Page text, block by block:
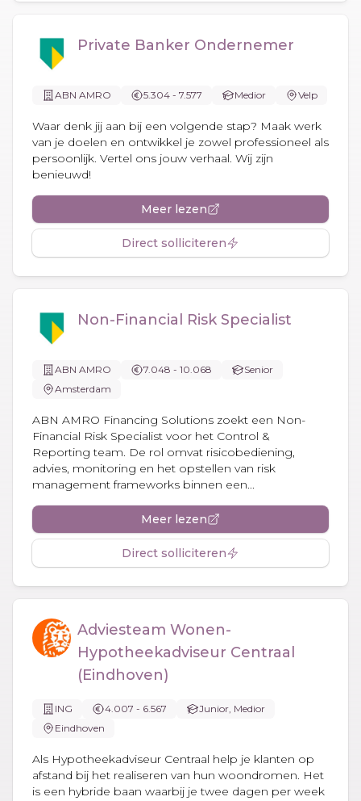
Private Banker Ondernemer
ABN AMRO 5.304 - 7.577 Medior Velp
Waar denk jij aan bij een volgende stap? Maak werk
van je doelen en ontwikkel je zowel professioneel als
persoonlijk. Vertel ons jouw verhaal. Wij zijn
benieuwd!
Meer lezen
Direct solliciteren
Non-Financial Risk Specialist
ABN AMRO 7.048 - 10.068
Senior
Amsterdam
ABN AMRO Financing Solutions zoekt een Non-
Financial Risk Specialist voor het Control &
Reporting team. De rol omvat risicobediening,
advies, monitoring en het opstellen van risk
management frameworks binnen een...
Meer lezen
Direct solliciteren
Adviesteam Wonen-
Hypotheekadviseur Centraal
(Eindhoven)
ING 4.007 - 6.567
Junior, Medior
Eindhoven
Als Hypotheekadviseur Centraal help je klanten op
afstand bij het realiseren van hun woondromen. Het
is een hybride baan waarbij je twee dagen per week